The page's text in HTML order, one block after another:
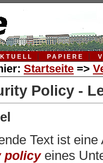
PAPIERE
Startseite =>
Policy -
Text ist
policyeines